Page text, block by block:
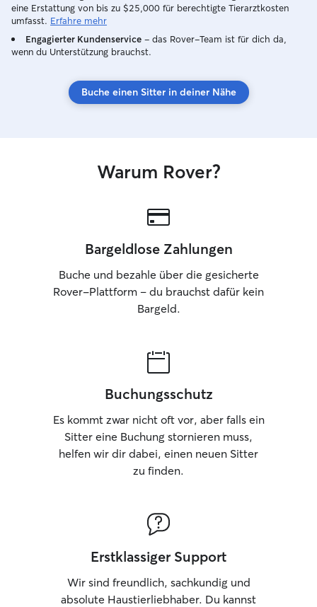
ihrer vertrauten Umgebung bleiben
können (und die Katze meiner
Mitbewohnerin leider keine anderen
Katzen als Gäste duldet). Dabei achte
jeder Katze, sorge für frisches Futter
und Wasser, reinige die Katzentoilette
Während Ihrer Abwesenheit halte ich Sie
eine Erstattung von bis zu $25,000 für berechtigte Tierarztkosten
umfasst. Erfahre mehr
Engagierter Kundenservice – das Rover-Team ist für dich da,
wenn du Unterstützung brauchst.
Buche einen Sitter in deiner Nähe
Warum Rover?
Bargeldlose Zahlungen
Buche und bezahle über die gesicherte
Rover-Plattform – du brauchst dafür kein
Bargeld.
Buchungsschutz
Es kommt zwar nicht oft vor, aber falls ein
Sitter eine Buchung stornieren muss,
helfen wir dir dabei, einen neuen Sitter
zu finden.
Erstklassiger Support
Wir sind freundlich, sachkundig und
absolute Haustierliebhaber. Du kannst